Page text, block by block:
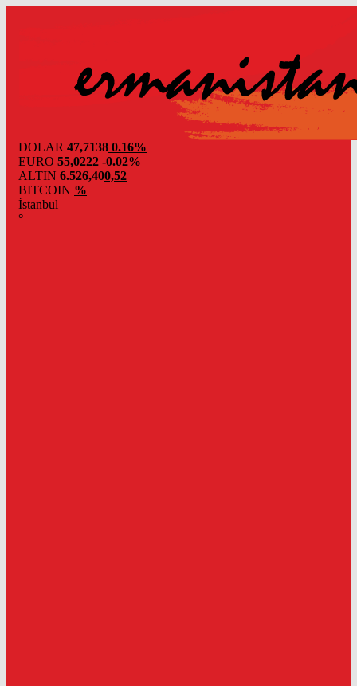
DOLAR 47,7138 0.16%
EURO 55,0222 -0.02%
ALTIN 6.526,400,52
BITCOIN %
İstanbul
°